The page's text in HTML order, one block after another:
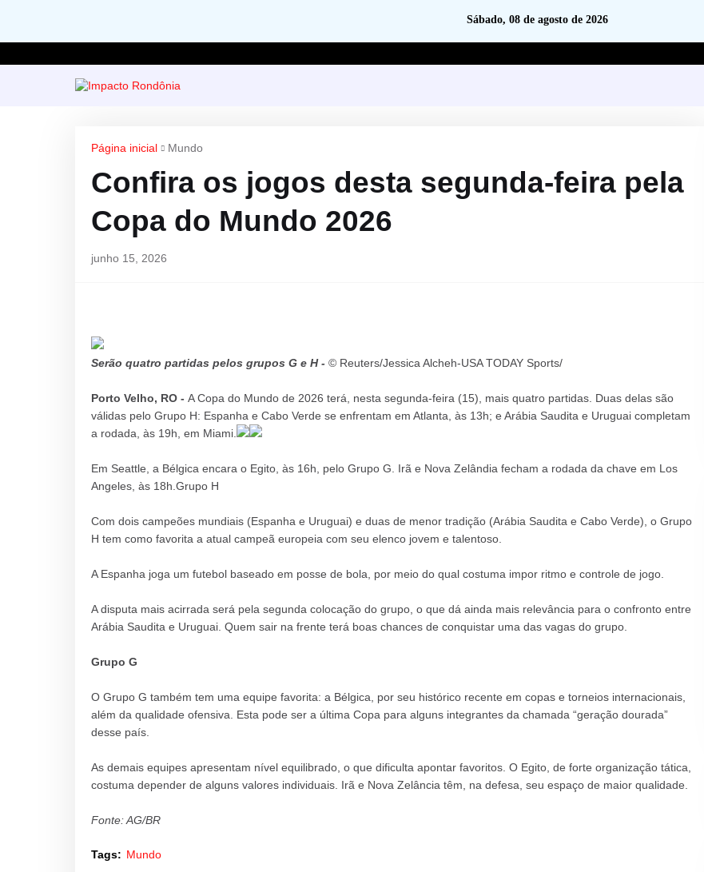
Sábado, 08 de agosto de 2026
Página inicial Mundo
Confira os jogos desta segunda-feira pela
Copa do Mundo 2026
junho 15, 2026
Serão quatro partidas pelos grupos G e H - © Reuters/Jessica Alcheh-USA TODAY Sports/
Porto Velho, RO - A Copa do Mundo de 2026 terá, nesta segunda-feira (15), mais quatro partidas. Duas delas são
válidas pelo Grupo H: Espanha e Cabo Verde se enfrentam em Atlanta, às 13h; e Arábia Saudita e Uruguai completam
a rodada, às 19h, em Miami.
Em Seattle, a Bélgica encara o Egito, às 16h, pelo Grupo G. Irã e Nova Zelândia fecham a rodada da chave em Los
Angeles, às 18h.Grupo H
Com dois campeões mundiais (Espanha e Uruguai) e duas de menor tradição (Arábia Saudita e Cabo Verde), o Grupo
H tem como favorita a atual campeã europeia com seu elenco jovem e talentoso.
A Espanha joga um futebol baseado em posse de bola, por meio do qual costuma impor ritmo e controle de jogo.
A disputa mais acirrada será pela segunda colocação do grupo, o que dá ainda mais relevância para o confronto entre
Arábia Saudita e Uruguai. Quem sair na frente terá boas chances de conquistar uma das vagas do grupo.
Grupo G
O Grupo G também tem uma equipe favorita: a Bélgica, por seu histórico recente em copas e torneios internacionais,
além da qualidade ofensiva. Esta pode ser a última Copa para alguns integrantes da chamada “geração dourada”
desse país.
As demais equipes apresentam nível equilibrado, o que dificulta apontar favoritos. O Egito, de forte organização tática,
costuma depender de alguns valores individuais. Irã e Nova Zelância têm, na defesa, seu espaço de maior qualidade.
Fonte: AG/BR
Tags: Mundo